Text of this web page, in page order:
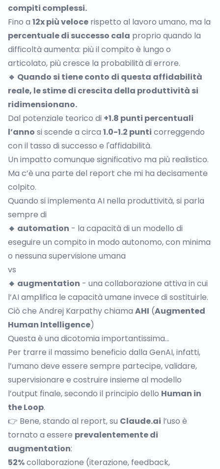
compiti complessi.
Fino a 12x più veloce rispetto al lavoro umano, ma la
percentuale di successo cala proprio quando la
difficoltà aumenta: più il compito è lungo o
articolato, più cresce la probabilità di errore.
🔹 Quando si tiene conto di questa affidabilità
reale, le stime di crescita della produttività si
ridimensionano.
Dal potenziale teorico di +1.8 punti percentuali
l’anno si scende a circa 1.0-1.2 punti correggendo
con il tasso di successo e l'affidabilità.
Un impatto comunque significativo ma più realistico.
Ma c’è una parte del report che mi ha decisamente
colpito.
Quando si implementa AI nella produttività, si parla
sempre di
🔸 automation - la capacità di un modello di
eseguire un compito in modo autonomo, con minima
o nessuna supervisione umana
vs
🔸 augmentation - una collaborazione attiva in cui
l’AI amplifica le capacità umane invece di sostituirle.
Ciò che Andrej Karpathy chiama AHI (Augmented
Human Intelligence)
Questa è una dicotomia importantissima…
Per trarre il massimo beneficio dalla GenAI, infatti,
l’umano deve essere sempre partecipe, validare,
supervisionare e costruire insieme al modello
l’output finale, secondo il principio dello Human in
the Loop.
👉 Bene, stando al report, su Claude.ai l’uso è
tornato a essere prevalentemente di
augmentation:
52%collaborazione (iterazione, feedback,